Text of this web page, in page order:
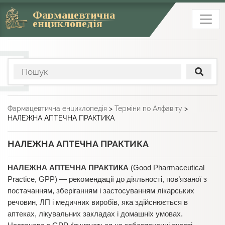
Фармацевтична
енциклопедія
Фармацевтична енциклопедія > Терміни по Алфавіту >
НАЛЕЖНА АПТЕЧНА ПРАКТИКА
НАЛЕЖНА АПТЕЧНА ПРАКТИКА
НАЛЕЖНА АПТЕЧНА ПРАКТИКА (Good Pharmaceutical
Practice, GPP) — рекомендації до діяльності, пов’язаної з
постачанням, зберіганням і застосуванням лікарських
речовин, ЛП і медичних виробів, яка здійснюється в
аптеках, лікувальних закладах і домашніх умовах.